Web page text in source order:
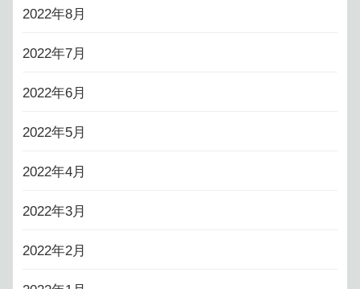
2022年8月
2022年7月
2022年6月
2022年5月
2022年4月
2022年3月
2022年2月